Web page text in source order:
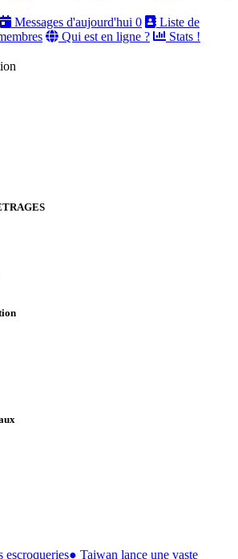
Messages d'aujourd'hui 0
Liste de
Qui est en ligne ?
Stats !
●Taiwan lance une vaste